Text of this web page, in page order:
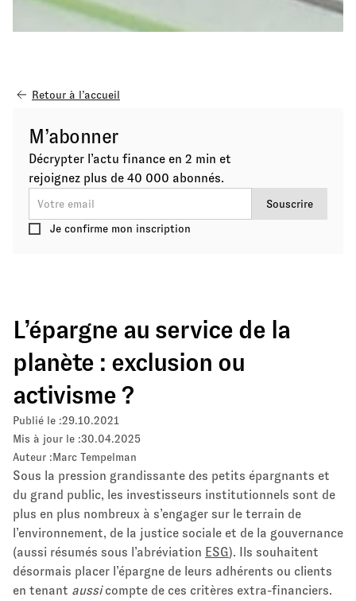
Retour à l’accueil
M’abonner
Décrypter l’actu finance en 2 min et
rejoignez plus de 40 000 abonnés.
Je confirme mon inscription
L’épargne au service de la
planète : exclusion ou
activisme ?
Publié le :29.10.2021
Mis à jour le :30.04.2025
Auteur :Marc Tempelman
Sous la pression grandissante des petits épargnants et
du grand public, les investisseurs institutionnels sont de
plus en plus nombreux à s’engager sur le terrain de
l’environnement, de la justice sociale et de la gouvernance
(aussi résumés sous l’abréviation ESG). Ils souhaitent
désormais placer l’épargne de leurs adhérents ou clients
en tenant aussicompte de ces critères extra-financiers.